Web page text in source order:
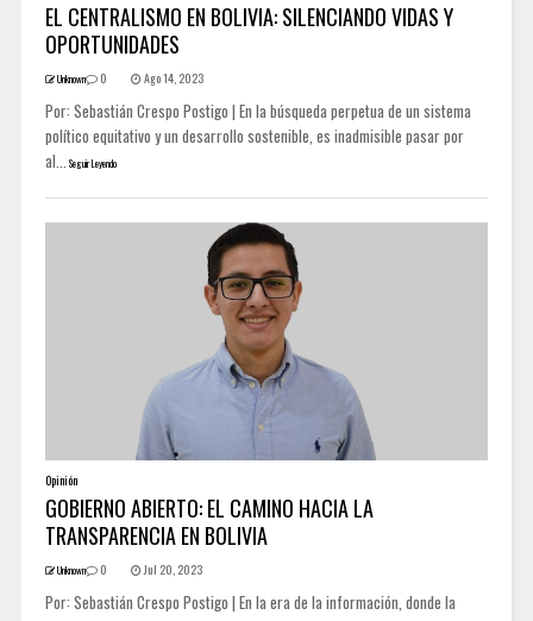
EL CENTRALISMO EN BOLIVIA: SILENCIANDO VIDAS Y
OPORTUNIDADES
Unknown 0 Ago 14, 2023
Por: Sebastián Crespo Postigo | En la búsqueda perpetua de un sistema
político equitativo y un desarrollo sostenible, es inadmisible pasar por
al... Seguir Leyendo
Opinión
GOBIERNO ABIERTO: EL CAMINO HACIA LA
TRANSPARENCIA EN BOLIVIA
Unknown 0 Jul 20, 2023
Por: Sebastián Crespo Postigo | En la era de la información, donde la